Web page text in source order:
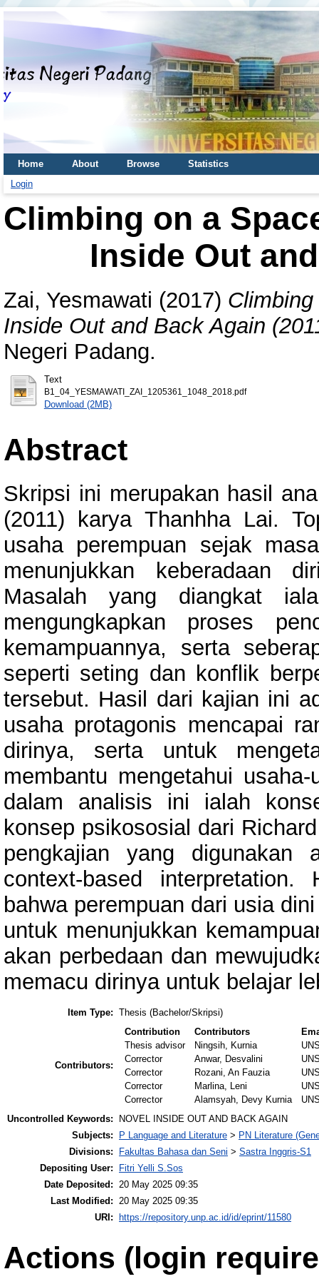
Home About Browse
Statistics
Login
Climbing on a
Inside Out
Zai, Yesmawati (2017)
Inside Out and Back Again
Negeri Padang.
Text
B1_04_YESMAWATI_ZAI_1205361_1048_2018.pdf
Download (2MB)
Abstract
Skripsi ini merupakan hasil
(2011) karya Thanhha Lai.
usaha perempuan sejak
menunjukkan keberadaan
Masalah yang diangkat
mengungkapkan proses
kemampuannya, serta
seperti seting dan konflik
tersebut. Hasil dari kajian ini
usaha protagonis mencapai
dirinya, serta untuk
membantu mengetahui
dalam analisis ini ialah
konsep psikososial dari
pengkajian yang digunakan
context-based
bahwa perempuan dari usia
untuk menunjukkan
akan perbedaan dan
memacu dirinya untuk belajar
Item Type: Thesis (Bachelor/Skripsi)
Contributors:
Contribution Contributors
Thesis advisor
Ningsih, Kurnia
Corrector
Anwar, Desvalini
Corrector
Rozani, An Fauzia
Corrector
Marlina, Leni
Corrector
Alamsyah, Devy Kurnia
Uncontrolled Keywords:
NOVEL INSIDE OUT AND BACK AGAIN
Subjects:
P Language and Literature > PN Literature
Divisions:
Fakultas Bahasa dan Seni > Sastra Inggris-S1
Depositing User:
Fitri Yelli S.Sos
Date Deposited: 20 May 2025 09:35
Last Modified: 20 May 2025 09:35
URI:
https://repository.unp.ac.id/id/eprint/11580
Actions (login